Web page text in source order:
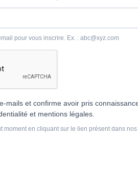
pour vous inscrire. Ex. : abc@xyz.com
mails et confirme avoir pris
et mentions légales.
moment en cliquant sur le lien présent dans nos